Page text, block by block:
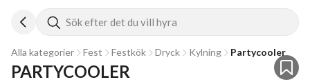
Sök efter det du vill hyra
Alla kategorier Fest Festkök Dryck Kylning Partycooler
PARTYCOOLER